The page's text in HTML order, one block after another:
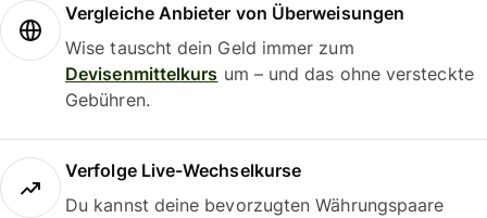
Vergleiche Anbieter von Überweisungen
Wise tauscht dein Geld immer zum
Devisenmittelkurs um – und das ohne versteckte
Gebühren.
Verfolge Live-Wechselkurse
Du kannst deine bevorzugten Währungspaare